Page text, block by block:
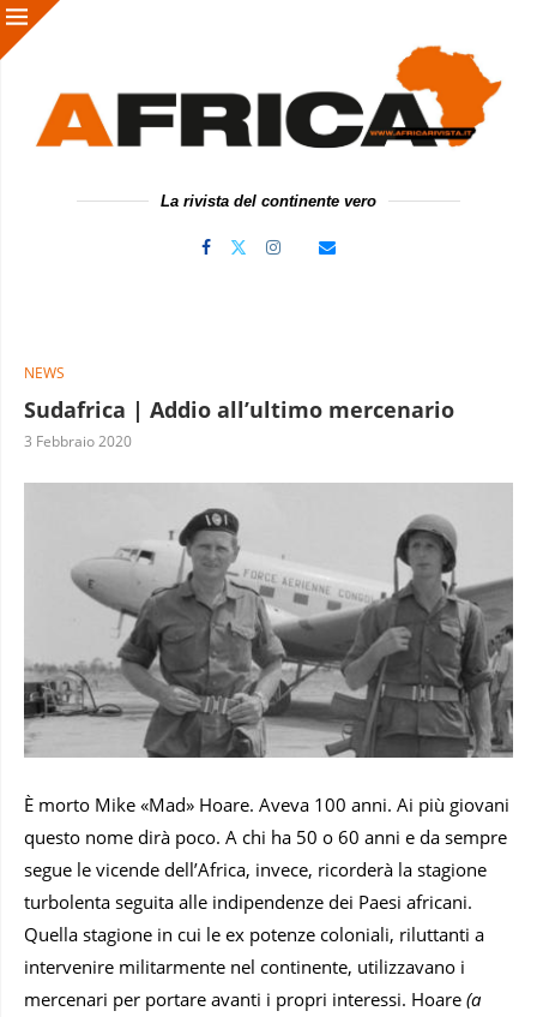
La rivista del continente vero
NEWS
Sudafrica | Addio all’ultimo mercenario
3 Febbraio 2020
È morto Mike «Mad» Hoare. Aveva 100 anni. Ai più giovani
questo nome dirà poco. A chi ha 50 o 60 anni e da sempre
segue le vicende dell’Africa, invece, ricorderà la stagione
turbolenta seguita alle indipendenze dei Paesi africani.
Quella stagione in cui le ex potenze coloniali, riluttanti a
intervenire militarmente nel continente, utilizzavano i
mercenari per portare avanti i propri interessi. Hoare (a